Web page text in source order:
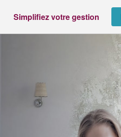
Simplifiez votre gestion